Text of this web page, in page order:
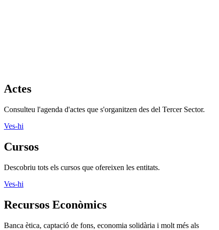
Actes
Consulteu l'agenda d'actes que s'organitzen des del Tercer Sector.
Ves-hi
Cursos
Descobriu tots els cursos que ofereixen les entitats.
Ves-hi
Recursos Econòmics
Banca ètica, captació de fons, economia solidària i molt més als